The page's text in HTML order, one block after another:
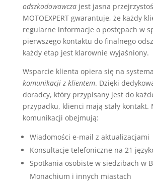
odszkodowawczajest jasna
MOTOEXPERT gwarantuje, że każdy
regularne informacje o postępach w
pierwszego kontaktu do finalnego
każdy etap jest klarownie wyjaśniony.
Wsparcie klienta opiera się na
komunikacji z klientem. Dzięki
doradcy, który przypisany jest do
przypadku, klienci mają stały kontakt.
komunikacji obejmują:
Wiadomości e-mail z aktualizacjami
Konsultacje telefoniczne na 21
Spotkania osobiste w siedzibach w
Monachium i innych miastach